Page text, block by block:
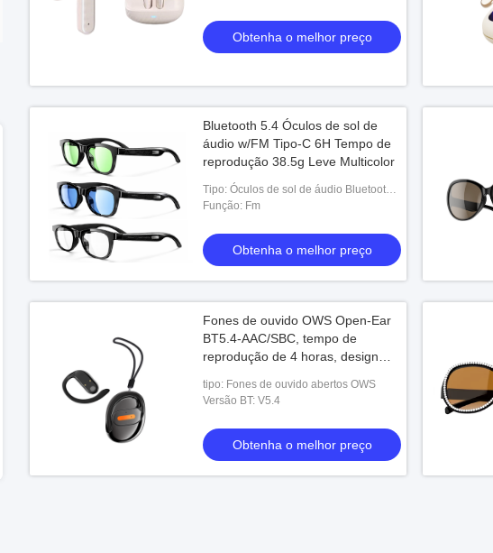
Fones de ouvido TWS inteligentes com
caixa de carregamento de 5000mAh,
Bluetooth 5.4,Cancelamento de ruído
ENC, alertas de mensagens multi-app
Obtenha o melhor preço
Obtenha o melhor preço
Bluetooth 5.4 Óculos de sol de
áudio w/FM Tipo-C 6H Tempo de
reprodução 38.5g Leve Multicolor
Tipo: Óculos de sol de áudio Bluetooth
5.4
Função: Fm
Obtenha o melhor preço
Fones de ouvido OWS Open-Ear
BT5.4-AAC/SBC, tempo de
reprodução de 4 horas, design
tipo: Fones de ouvido abertos OWS
Versão BT: V5.4
Obtenha o melhor preço